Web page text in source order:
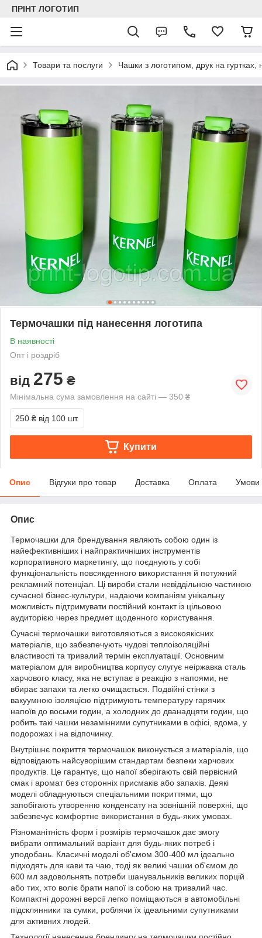
ПРІНТ ЛОГОТИП
Товари та послуги Чашки з логотипом, друк на гуртках,
Термочашки під нанесення логотипа
В наявності
Опт і роздріб
від 275 ₴
Мінімальна сума замовлення на сайті — 350 ₴
250 ₴ від 100 шт.
Купити
Опис Відгуки про товар Доставка Оплата Умови
Опис
Термочашки для брендування являють собою один із
найефективніших і найпрактичніших інструментів
корпоративного маркетингу, що поєднують у собі
функціональність повсякденного використання й потужний
рекламний потенціал. Ці вироби стали невіддільною частиною
сучасної бізнес-культури, надаючи компаніям унікальну
можливість підтримувати постійний контакт із цільовою
аудиторією через предмет щоденного користування.
Сучасні термочашки виготовляються з високоякісних
матеріалів, що забезпечують чудові теплоізоляційні
властивості та тривалий термін експлуатації. Основним
матеріалом для виробництва корпусу слугує неіржавка сталь
харчового класу, яка не вступає в реакцію з напоями, не
вбирає запахи та легко очищається. Подвійні стінки з
вакуумною ізоляцією підтримують температуру гарячих
напоїв до восьми годин, а холодних до дванадцяти годин, що
робить такі чашки незамінними супутниками в офісі, вдома, у
подорожах і на відпочинку.
Внутрішнє покриття термочашок виконується з матеріалів, що
відповідають найсуворішим стандартам безпеки харчових
продуктів. Це гарантує, що напої зберігають свій первісний
смак і аромат без сторонніх присмаків або запахів. Деякі
моделі обладнуються спеціальними покриттями, що
запобігають утворенню конденсату на зовнішній поверхні, що
забезпечує комфортне використання в будь-яких умовах.
Різноманітність форм і розмірів термочашок дає змогу
вибрати оптимальний варіант для будь-яких потреб і
уподобань. Класичні моделі об'ємом 300-400 мл ідеально
підходять для кави та чаю, тоді як великі чашки об'ємом до
600 мл задовольнять потреби шанувальників великих порцій
або тих, хто воліє брати напої із собою на тривалий час.
Компактні дорожні версії легко поміщаються в автомобільні
підсклянники та сумки, роблячи їх ідеальними супутниками
для активних людей.